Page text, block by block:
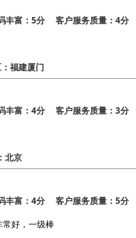
富：5分 客户服务质量：4分
福建厦门
富：4分 客户服务质量：3分
北京
富：4分 客户服务质量：5分
常好，一级棒